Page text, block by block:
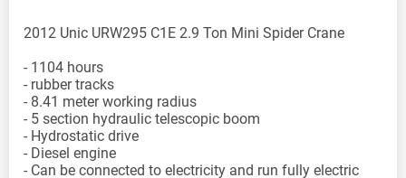
2012 Unic URW295 C1E 2.9 Ton Mini Spider Crane
- 1104 hours
- rubber tracks
- 8.41 meter working radius
- 5 section hydraulic telescopic boom
- Hydrostatic drive
- Diesel engine
- Can be connected to electricity and run fully electric